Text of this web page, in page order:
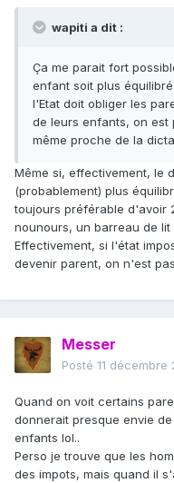
wapiti a dit :
Ça me parait fort
enfant soit plus
l'Etat doit obliger les
de leurs enfants, on
même proche de la
Même si, effectivement, le
(probablement) plus
toujours préférable d'avoir
nounours, un barreau de
Effectivement, si l'état
devenir parent, on n'est
Messer
Posté 11 décembre
Quand on voit certains
donnerait presque envie
enfants lol..
Perso je trouve que les
des impots, mais quand il